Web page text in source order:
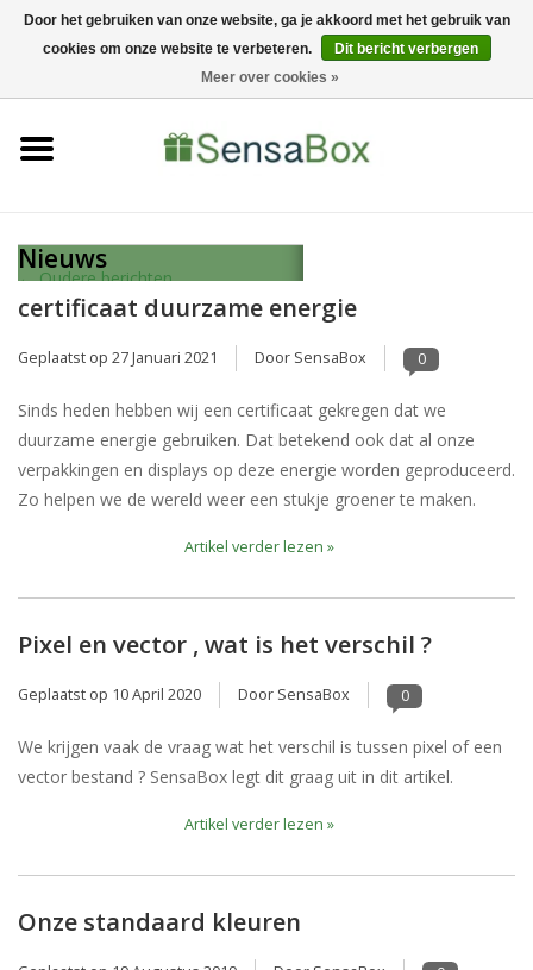
0347-373184 0 Artikelen - €0,00
Bewerkingen
Nieuws
Nieuws
certificaat duurzame energie
Geplaatst op 27 Januari 2021 Door SensaBox 0
Sinds heden hebben wij een certificaat gekregen dat we
duurzame energie gebruiken. Dat betekend ook dat al onze
verpakkingen en displays op deze energie worden geproduceerd.
Zo helpen we de wereld weer een stukje groener te maken.
Artikel verder lezen »
Pixel en vector , wat is het verschil ?
Geplaatst op 10 April 2020 Door SensaBox 0
We krijgen vaak de vraag wat het verschil is tussen pixel of een
vector bestand ? SensaBox legt dit graag uit in dit artikel.
Artikel verder lezen »
Onze standaard kleuren
← Oudere berichten
Door het gebruiken van onze website, ga je akkoord met het gebruik van
cookies om onze website te verbeteren.
Dit bericht verbergen
Meer over cookies »